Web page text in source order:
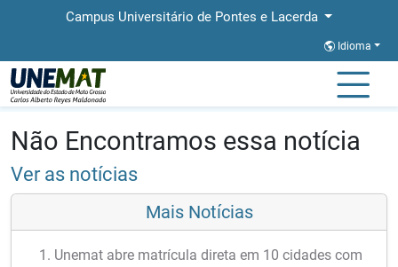
Campus Universitário de Pontes e Lacerda
Idioma
Página Inicial
Não Encontramos essa notícia
Ver as notícias
Mais Notícias
Unemat abre matrícula direta em 10 cidades com